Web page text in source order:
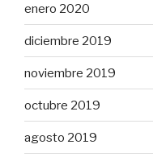
enero 2020
diciembre 2019
noviembre 2019
octubre 2019
agosto 2019